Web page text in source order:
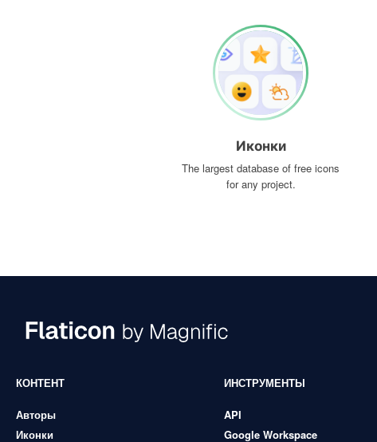
Иконки
The largest database of free icons
for any project.
КОНТЕНТ
Авторы
Иконки
ИНСТРУМЕНТЫ
API
Google Workspace